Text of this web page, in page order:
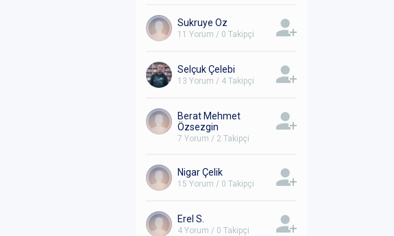
Sukruye Oz
11 Yorum / 0 Takipçi
Selçuk Çelebi
13 Yorum / 4 Takipçi
Berat Mehmet
Özsezgin
7 Yorum / 2 Takipçi
Nigar Çelik
15 Yorum / 0 Takipçi
Erel S.
4 Yorum / 0 Takipçi